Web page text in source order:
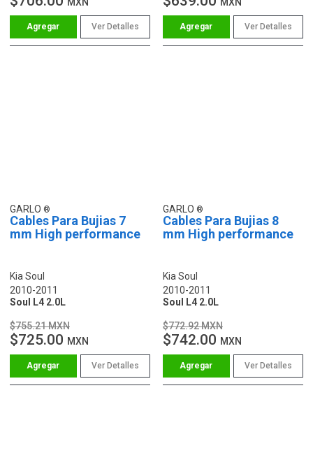
Ver Detalles Ver Detalles
GARLO
Cables Para Bujias 7
mm High performance
Kia Soul
2010-2011
Soul L4 2.0L
$755.21 MXN
$725.00 MXN
Ver Detalles
GARLO
Cables Para Bujias 8
mm High performance
Kia Soul
2010-2011
Soul L4 2.0L
$772.92 MXN
$742.00 MXN
Ver Detalles